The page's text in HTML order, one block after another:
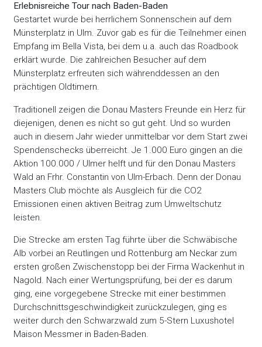
Erlebnisreiche Tour nach Baden-Baden
Gestartet wurde bei herrlichem Sonnenschein auf dem
Münsterplatz in Ulm. Zuvor gab es für die Teilnehmer einen
Empfang im Bella Vista, bei dem u.a. auch das Roadbook
erklärt wurde. Die zahlreichen Besucher auf dem
Münsterplatz erfreuten sich währenddessen an den
prächtigen Oldtimern.
Traditionell zeigen die Donau Masters Freunde ein Herz für
diejenigen, denen es nicht so gut geht. Und so wurden
auch in diesem Jahr wieder unmittelbar vor dem Start zwei
Spendenschecks überreicht. Je 1.000 Euro gingen an die
Aktion 100.000 / Ulmer helft und für den Donau Masters
Wald an Frhr. Constantin von Ulm-Erbach. Denn der Donau
Masters Club möchte als Ausgleich für die CO2
Emissionen einen aktiven Beitrag zum Umweltschutz
leisten.
Die Strecke am ersten Tag führte über die Schwäbische
Alb vorbei an Reutlingen und Rottenburg am Neckar zum
ersten großen Zwischenstopp bei der Firma Wackenhut in
Nagold. Nach einer Wertungsprüfung, bei der es darum
ging, eine vorgegebene Strecke mit einer bestimmen
Durchschnittsgeschwindigkeit zurückzulegen, ging es
weiter durch den Schwarzwald zum 5-Stern Luxushotel
Maison Messmer in Baden-Baden.